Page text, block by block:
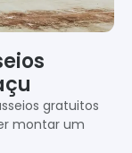
gratuitos
montar um